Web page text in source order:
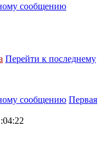
сообщению
Перейти к последнему
сообщению Первая